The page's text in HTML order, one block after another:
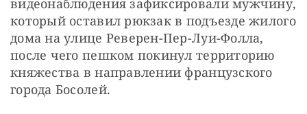
который оставил рюкзак в подъезде жилого
дома на улице Реверен-Пер-Луи-Фолла,
после чего пешком покинул территорию
княжества в направлении французского
города Босолей.